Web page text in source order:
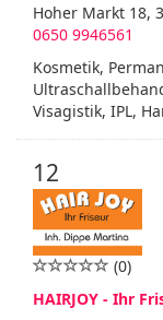
Hoher Markt 18,
0650 9946561
Kosmetik,
Visagistik, IPL,
12
(0)
HAIRJOY - Ihr